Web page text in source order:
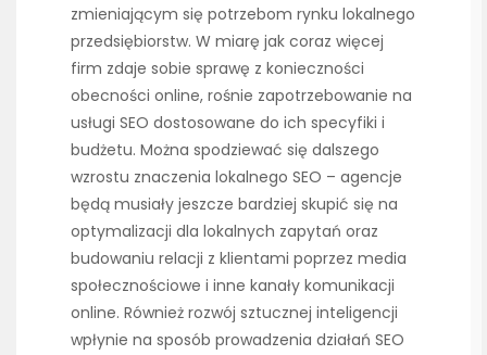
zmieniającym się potrzebom rynku lokalnego
przedsiębiorstw. W miarę jak coraz więcej
firm zdaje sobie sprawę z konieczności
obecności online, rośnie zapotrzebowanie na
usługi SEO dostosowane do ich specyfiki i
budżetu. Można spodziewać się dalszego
wzrostu znaczenia lokalnego SEO – agencje
będą musiały jeszcze bardziej skupić się na
optymalizacji dla lokalnych zapytań oraz
budowaniu relacji z klientami poprzez media
społecznościowe i inne kanały komunikacji
online. Również rozwój sztucznej inteligencji
wpłynie na sposób prowadzenia działań SEO